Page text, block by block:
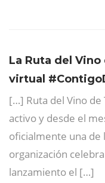
La Ruta del
virtual
[…] Ruta del Vino de
activo y desde el
oficialmente una de
organización
lanzamiento el […]